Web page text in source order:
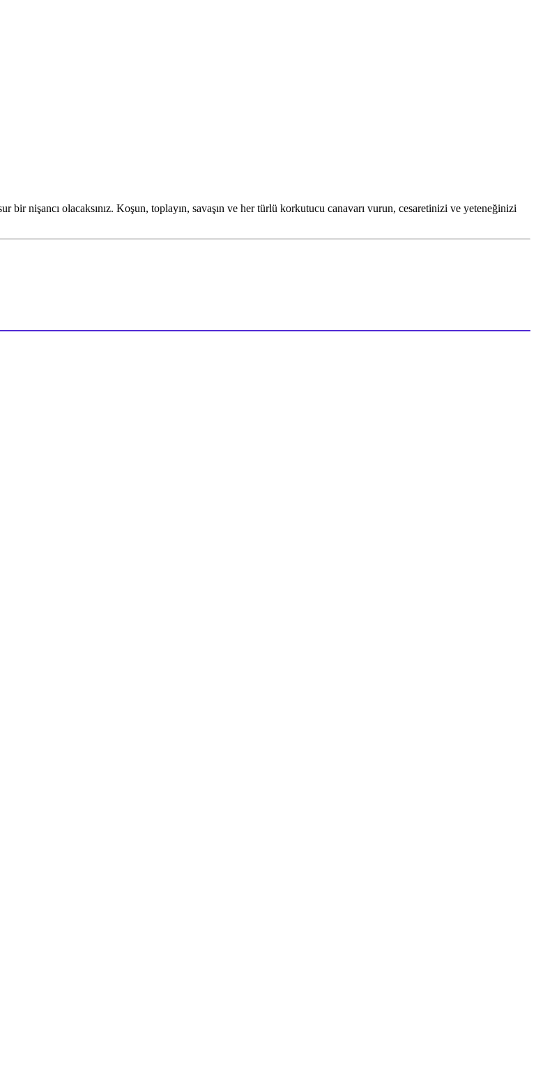
nişancı olacaksınız. Koşun, toplayın, savaşın ve her türlü korkutucu canavarı vurun, cesaretinizi ve yeteneğinizi